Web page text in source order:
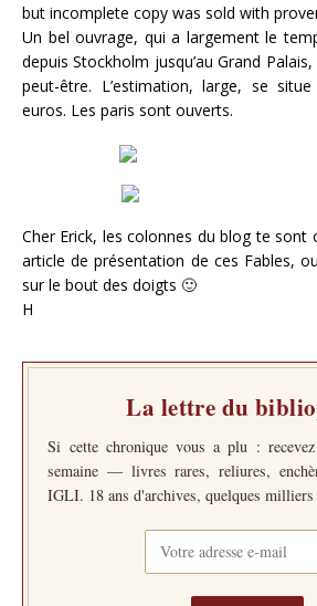
but incomplete copy was sold with
Un bel ouvrage, qui a largement le
depuis Stockholm jusqu’au Grand
peut-être. L’estimation, large, se
euros. Les paris sont ouverts.
Cher Erick, les colonnes du blog te
article de présentation de ces Fables,
sur le bout des doigts 🙂
H
La lettre du
Si cette chronique vous a plu :
semaine — livres rares, reliures,
IGLI. 18 ans d'archives, quelques milliers